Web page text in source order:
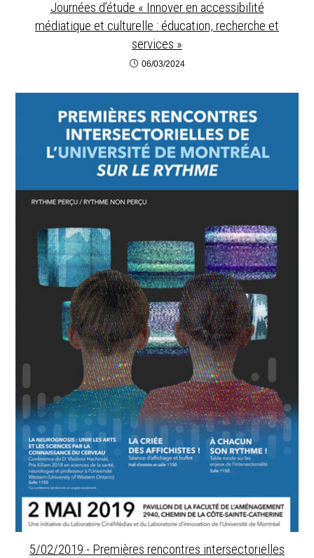
Journées d’étude « Innover en accessibilité
médiatique et culturelle : éducation, recherche et
services »
06/03/2024
5/02/2019 - Premières rencontres intersectorielles